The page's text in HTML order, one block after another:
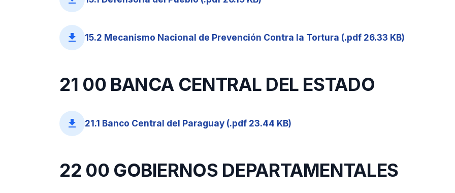
file_download 15.2 Mecanismo Nacional de Prevención Contra la Tortura (.pdf 26.33 KB)
21 00 BANCA CENTRAL DEL ESTADO
file_download 21.1 Banco Central del Paraguay (.pdf 23.44 KB)
22 00 GOBIERNOS DEPARTAMENTALES